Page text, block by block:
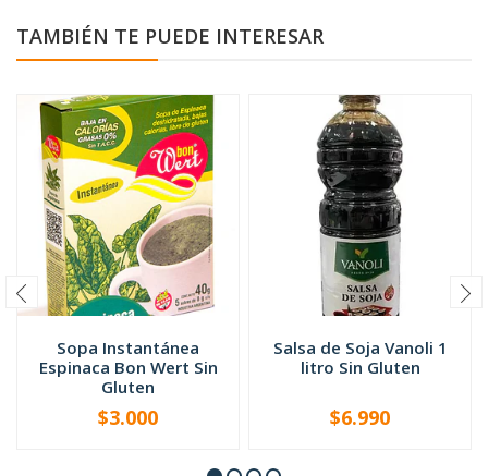
TAMBIÉN TE PUEDE INTERESAR
Sopa Instantánea
Espinaca Bon Wert Sin
Gluten
+
$3.000
Salsa de Soja Vanoli 1
litro Sin Gluten
+
$6.990